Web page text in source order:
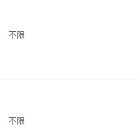
不限
不限